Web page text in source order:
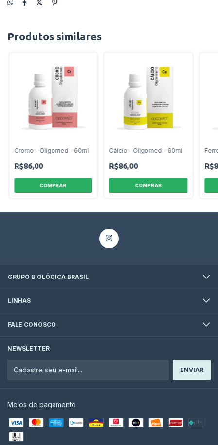
Produtos similares
Cromo - Oligomed - 60ml
R$86,00
Cálcio - Oligomed - 60ml
R$86,00
GRUPO BIOLÓGICA BRASIL
LINHAS
FALE CONOSCO
NEWSLETTER
Meios de pagamento